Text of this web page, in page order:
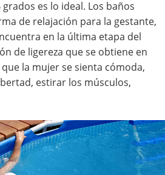
es lo ideal. Los baños
de relajación para la gestante,
en la última etapa del
de ligereza que se obtiene en
la mujer se sienta cómoda,
estirar los músculos,